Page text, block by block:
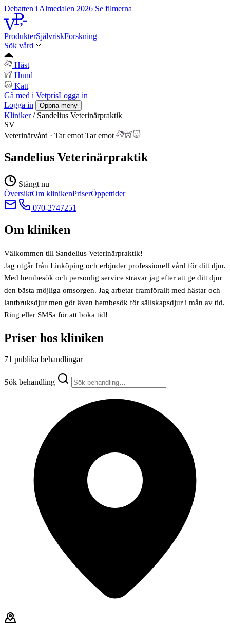
Debatten i Almedalen 2026 Se filmerna
ProdukterSjälvriskForskning
Sök vård
Häst
Hund
Katt
Gå med i VetprisLogga in
Logga in
Öppna meny
Kliniker / Sandelius Veterinärpraktik
SV
Veterinärvård · Tar emot Tar emot
Sandelius Veterinärpraktik
Stängt nu
ÖversiktOm klinikenPriserÖppettider
070-2747251
Om kliniken
Välkommen till Sandelius Veterinärpraktik!
Jag utgår från Linköping och erbjuder professionell vård för ditt djur.
Med hembesök och personlig service strävar jag efter att ge ditt djur
den bästa möjliga omsorgen. Jag arbetar framförallt med hästar och
lantbruksdjur men gör även hembesök för sällskapsdjur i mån av tid.
Ring eller SMSa för att boka tid!
Priser hos kliniken
71 publika behandlingar
Sök behandling